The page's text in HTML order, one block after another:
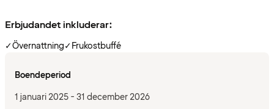
Erbjudandet inkluderar:
✓Övernattning✓Frukostbuffé
Boendeperiod
1 januari 2025 - 31 december 2026